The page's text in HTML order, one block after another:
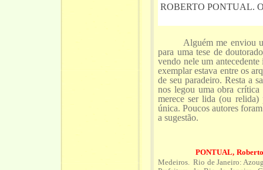
ROBERTO PONTUAL.
Alguém me enviou um
para uma tese de
vendo nele um
exemplar estava entre os
de seu paradeiro. Resta a
nos legou uma obra crítica
merece ser lida (ou relida)
única. Poucos autores
a sugestão.
PONTUAL,
Medeiros. Rio de Janeiro: